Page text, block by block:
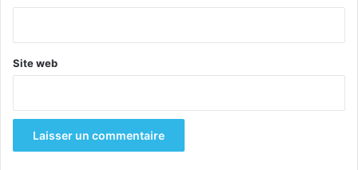
Site web